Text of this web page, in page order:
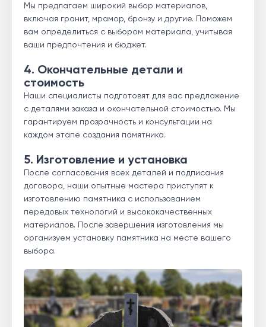
Мы предлагаем широкий выбор материалов,
включая гранит, мрамор, бронзу и другие. Поможем
вам определиться с выбором материала, учитывая
ваши предпочтения и бюджет.
4. Окончательные детали и
стоимость
Наши специалисты подготовят для вас предложение
с деталями заказа и окончательной стоимостью. Мы
гарантируем прозрачность и консультации на
каждом этапе создания памятника.
5. Изготовление и установка
После согласования всех деталей и подписания
договора, наши опытные мастера приступят к
изготовлению памятника с использованием
передовых технологий и высококачественных
материалов. После завершения изготовления мы
организуем установку памятника на месте вашего
выбора.